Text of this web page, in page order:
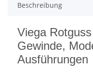
Beschreibung
Viega
Gewinde,
Ausführungen